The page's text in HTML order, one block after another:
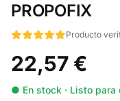
PROPOFIX
Producto
22,57 €
● En stock · Listo para